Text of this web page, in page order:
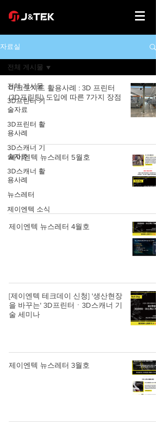
자료실
전체 게시물
3D프린터 기
술자료
3D프린터 활
용사례
3D스캐너 기
술자료
3D스캐너 활
용사례
뉴스레터
제이엔텍 소식
전체 게시물
마크포지드 활용사례 : 3D 프린터
(3D프린팅) 도입에 따른 7가지 장점
제이엔텍 뉴스레터 5월호
제이엔텍 뉴스레터 4월호
[제이엔텍 테크데이 신청] '생산현장
을 바꾸는' 3D프린터ㆍ3D스캐너 기
술 세미나
제이엔텍 뉴스레터 3월호